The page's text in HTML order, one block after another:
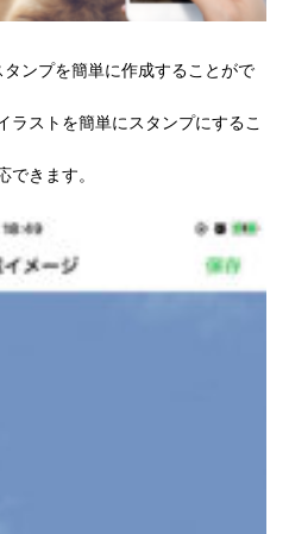
ンプを簡単に作成することがで
ラストを簡単にスタンプにするこ
できます。